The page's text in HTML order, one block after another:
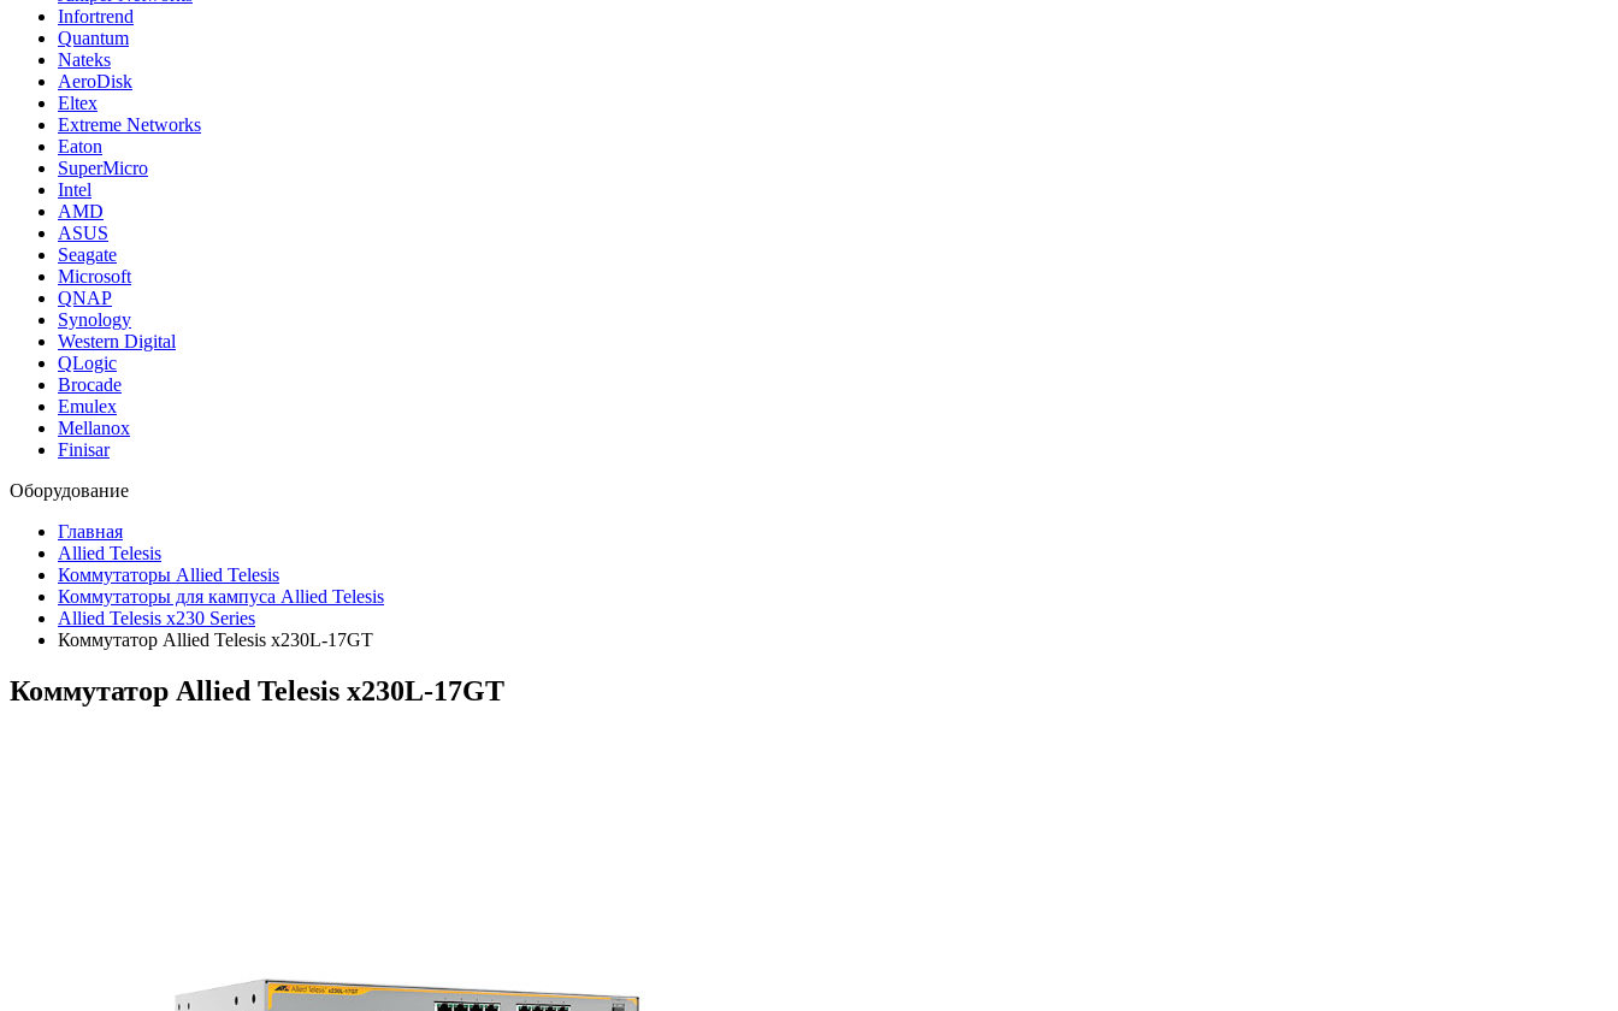
Infortrend
Quantum
Nateks
AeroDisk
Eltex
Extreme Networks
Eaton
SuperMicro
Intel
AMD
ASUS
Seagate
Microsoft
QNAP
Synology
Western Digital
QLogic
Brocade
Emulex
Mellanox
Finisar
Оборудование
Главная
Allied Telesis
Коммутаторы Allied Telesis
Коммутаторы для кампуса Allied Telesis
Allied Telesis x230 Series
Коммутатор Allied Telesis x230L-17GT
Коммутатор Allied Telesis x230L-17GT